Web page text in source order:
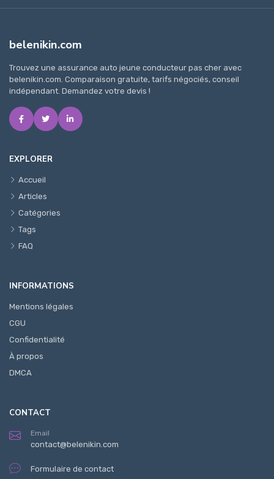
belenikin.com
Trouvez une assurance auto jeune conducteur pas cher avec
belenikin.com. Comparaison gratuite, tarifs négociés, conseil
indépendant. Demandez votre devis !
EXPLORER
Accueil
Articles
Catégories
Tags
FAQ
INFORMATIONS
Mentions légales
CGU
Confidentialité
À propos
DMCA
CONTACT
Email
contact@belenikin.com
Formulaire de contact